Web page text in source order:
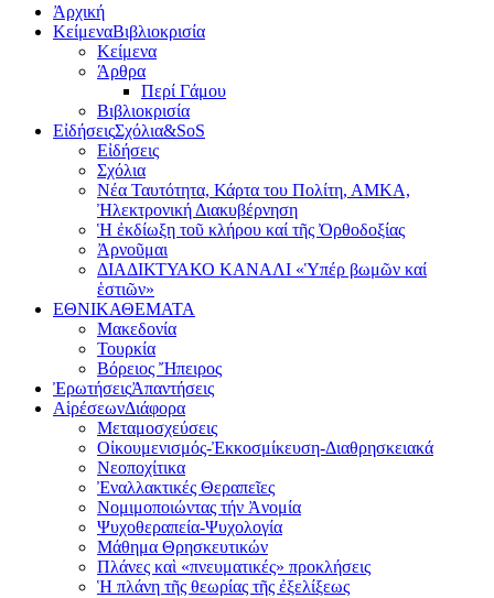
Ἀρχική
ΚείμεναΒιβλιοκρισία
Κείμενα
Άρθρα
Περί Γάμου
Βιβλιοκρισία
ΕἰδήσειςΣχόλια&SoS
Εἰδήσεις
Σχόλια
Νέα Ταυτότητα, Κάρτα του Πολίτη, ΑΜΚΑ,
Ἠλεκτρονική Διακυβέρνηση
Ἡ ἐκδίωξη τοῦ κλήρου καί τῆς Ὀρθοδοξίας
Ἀρνοῦμαι
ΔΙΑΔΙΚΤΥΑΚΟ ΚΑΝΑΛΙ «Ὑπέρ βωμῶν καί
ἑστιῶν»
ΕΘΝΙΚΑΘΕΜΑΤΑ
Μακεδονία
Τουρκία
Βόρειος Ἤπειρος
ἘρωτήσειςἈπαντήσεις
ΑἱρέσεωνΔιάφορα
Μεταμοσχεύσεις
Οἰκουμενισμός-Ἐκκοσμίκευση-Διαθρησκειακά
Νεοποχίτικα
Ἐναλλακτικές Θεραπεῖες
Νομιμοποιώντας τήν Ἀνομία
Ψυχοθεραπεία-Ψυχολογία
Μάθημα Θρησκευτικών
Πλάνες καὶ «πνευματικές» προκλήσεις
Ἡ πλάνη τῆς θεωρίας τῆς ἐξελίξεως